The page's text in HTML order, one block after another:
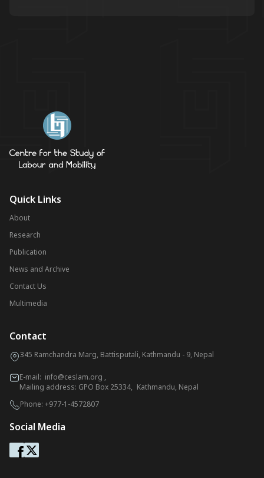
Quick Links
About
Research
Publication
News and Archive
Contact Us
Multimedia
Contact
345 Ramchandra Marg, Battisputali, Kathmandu - 9, Nepal
E-mail: info@ceslam.org ,
Mailing address: GPO Box 25334, Kathmandu, Nepal
Phone: +977-1-4572807
Social Media